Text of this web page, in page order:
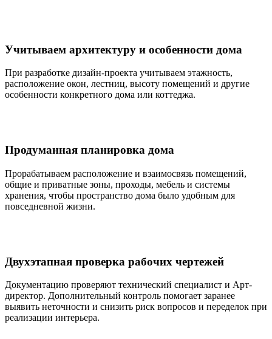
Учитываем архитектуру и особенности дома
При разработке дизайн-проекта учитываем этажность,
расположение окон, лестниц, высоту помещений и другие
особенности конкретного дома или коттеджа.
Продуманная планировка дома
Прорабатываем расположение и взаимосвязь помещений,
общие и приватные зоны, проходы, мебель и системы
хранения, чтобы пространство дома было удобным для
повседневной жизни.
Двухэтапная проверка рабочих чертежей
Документацию проверяют технический специалист и Арт-
директор. Дополнительный контроль помогает заранее
выявить неточности и снизить риск вопросов и переделок при
реализации интерьера.